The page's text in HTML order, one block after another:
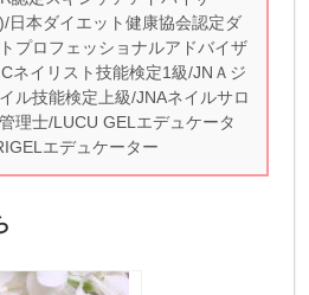
日本ダイエット健康協会認定ダ
プロフェッショナルアドバイザ
ネイリスト技能検定1級/JNＡジ
ル技能検定上級/JNAネイルサロ
理士/LUCU GELエデュケータ
エデュケーター